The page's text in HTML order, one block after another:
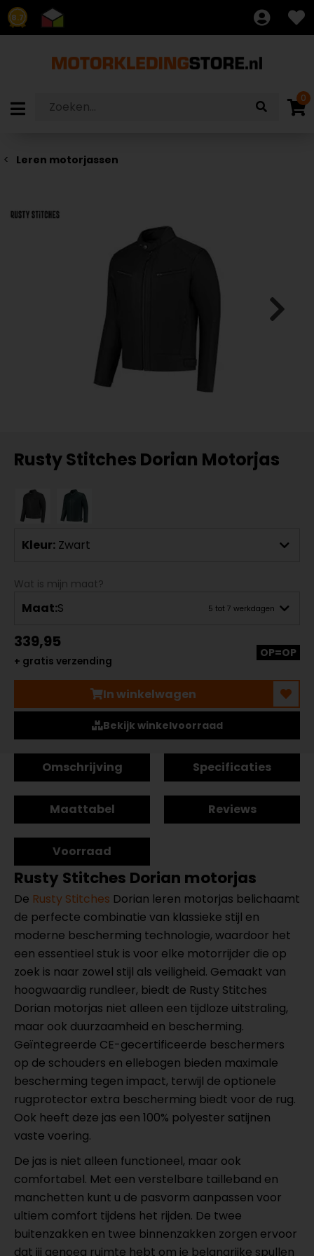
8.7
0
Leren motorjassen
Rusty Stitches Dorian Motorjas
Kleur: Zwart
Wat is mijn maat?
Maat:S 5 tot 7 werkdagen
339,95
+ gratis verzending
OP=OP
In winkelwagen
Bekijk winkelvoorraad
Omschrijving Specificaties
Maattabel Reviews
Voorraad
Rusty Stitches Dorian motorjas
De Rusty Stitches Dorian leren motorjas belichaamt
de perfecte combinatie van klassieke stijl en
moderne bescherming technologie, waardoor het
een essentieel stuk is voor elke motorrijder die op
zoek is naar zowel stijl als veiligheid. Gemaakt van
hoogwaardig rundleer, biedt de Rusty Stitches
Dorian motorjas niet alleen een tijdloze uitstraling,
maar ook duurzaamheid en bescherming.
Geïntegreerde CE-gecertificeerde beschermers
op de schouders en ellebogen bieden maximale
bescherming tegen impact, terwijl de optionele
rugprotector extra bescherming biedt voor de rug.
Ook heeft deze jas een 100% polyester satijnen
vaste voering.
De jas is niet alleen functioneel, maar ook
comfortabel. Met een verstelbare tailleband en
manchetten kunt u de pasvorm aanpassen voor
ultiem comfort tijdens het rijden. De twee
buitenzakken en twee binnenzakken zorgen ervoor
dat jij genoeg ruimte hebt om je belangrijke spullen